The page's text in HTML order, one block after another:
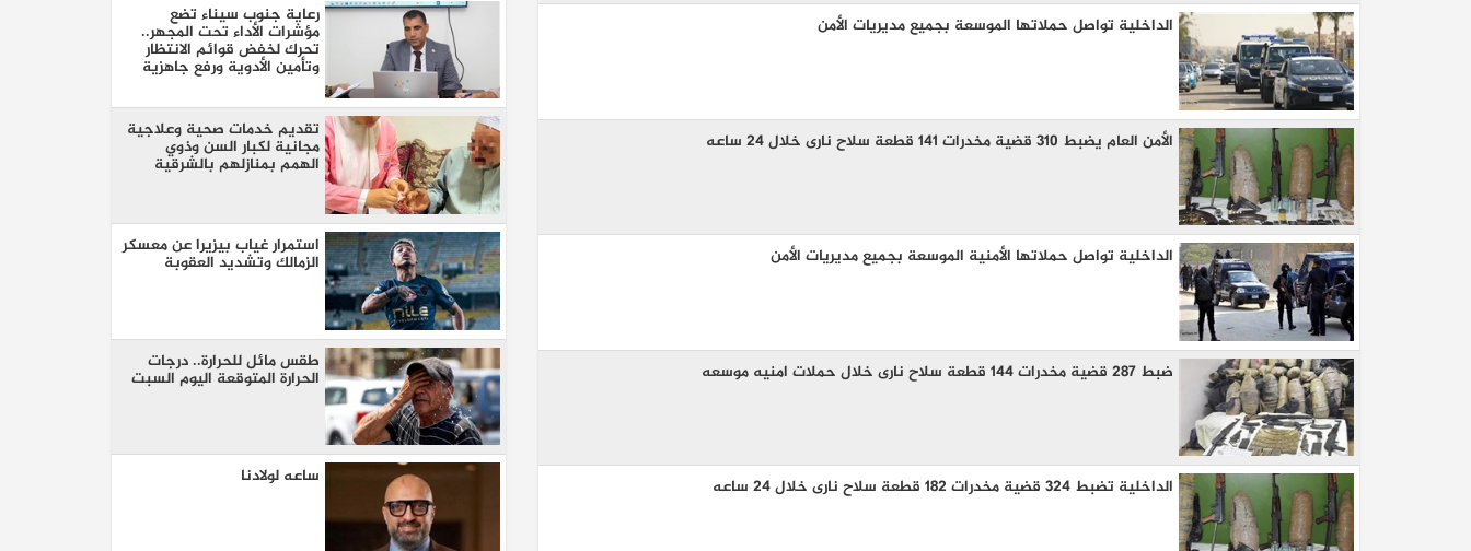
الداخلية تواصل حملاتها الموسعة بجميع مديريات الأمن
الأمن العام يضبط 310 قضية مخدرات 141 قطعة سلاح نارى خلال 24 ساعه
الداخلية تواصل حملاتها الأمنية الموسعة بجميع مديريات الأمن
ضبط 287 قضية مخدرات 144 قطعة سلاح نارى خلال حملات امنيه موسعه
الداخلية تضبط 324 قضية مخدرات 182 قطعة سلاح نارى خلال 24 ساعه
رعاية جنوب سيناء تضع
مؤشرات الأداء تحت المجهر..
تحرك لخفض قوائم الانتظار
وتأمين الأدوية ورفع جاهزية
تقديم خدمات صحية وعلاجية
مجانية لكبار السن وذوي
الهمم بمنازلهم بالشرقية
استمرار غياب بيزيرا عن معسكر
الزمالك وتشديد العقوبة
طقس مائل للحرارة.. درجات
الحرارة المتوقعة اليوم السبت
ساعه لولادنا